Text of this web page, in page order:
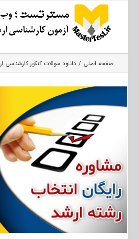
صفحه اصلی دانلود سوالات کنکور کارشناسی